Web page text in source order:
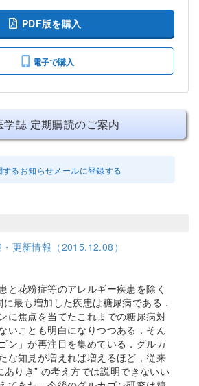
PDF版を購入
電子で購入
学誌 定期購読のご案内
するお知らせメールに登録する
更新情報（2015.12.08）
と花粉症等のアレルギー疾患を除く
最も増加した疾患は糖尿病である．
に焦点を当てたこれまでの糖尿病対
いことも明白になりつつある．そん
ン」が再注目を集めている．グルカ
な知見が増えれば増えるほど，従来
ありき” の考え方では説明できないい